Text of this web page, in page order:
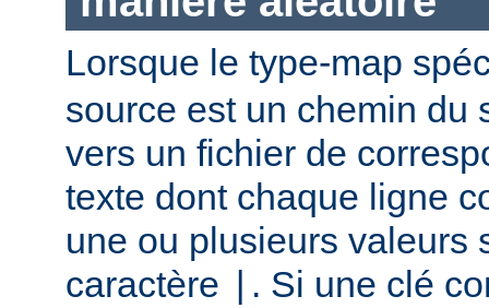
Lorsque le type-map
source est un chemin du
vers un fichier de
texte dont chaque ligne
une ou plusieurs valeurs
caractère
. Si une clé